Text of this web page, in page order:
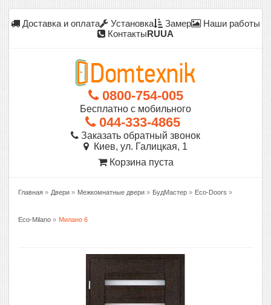
Доставка и оплата Установка Замер
Наши работы
КонтактыRUUA
0800-754-005
Бесплатно с мобильного
044-333-4865
Заказать обратный звонок
Киев, ул. Галицкая, 1
Корзина пуста
Главная » Двери » Межкомнатные двери » БудМастер » Eco-Doors »
Eco-Milano » Милано 6